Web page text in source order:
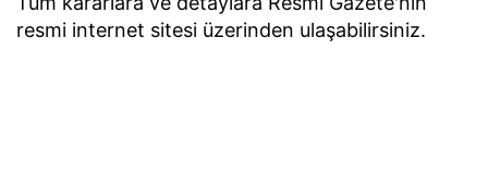
resmi internet sitesi üzerinden ulaşabilirsiniz.